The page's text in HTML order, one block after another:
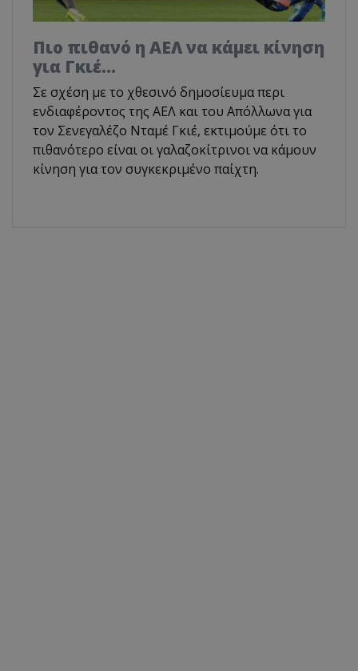
Πιο πιθανό η ΑΕΛ να κάμει κίνηση
για Γκιέ…
Σε σχέση με το χθεσινό δημοσίευμα περι
ενδιαφέροντος της ΑΕΛ και του Απόλλωνα για
τον Σενεγαλέζο Νταμέ Γκιέ, εκτιμούμε ότι το
πιθανότερο είναι οι γαλαζοκίτρινοι να κάμουν
κίνηση για τον συγκεκριμένο παίχτη.